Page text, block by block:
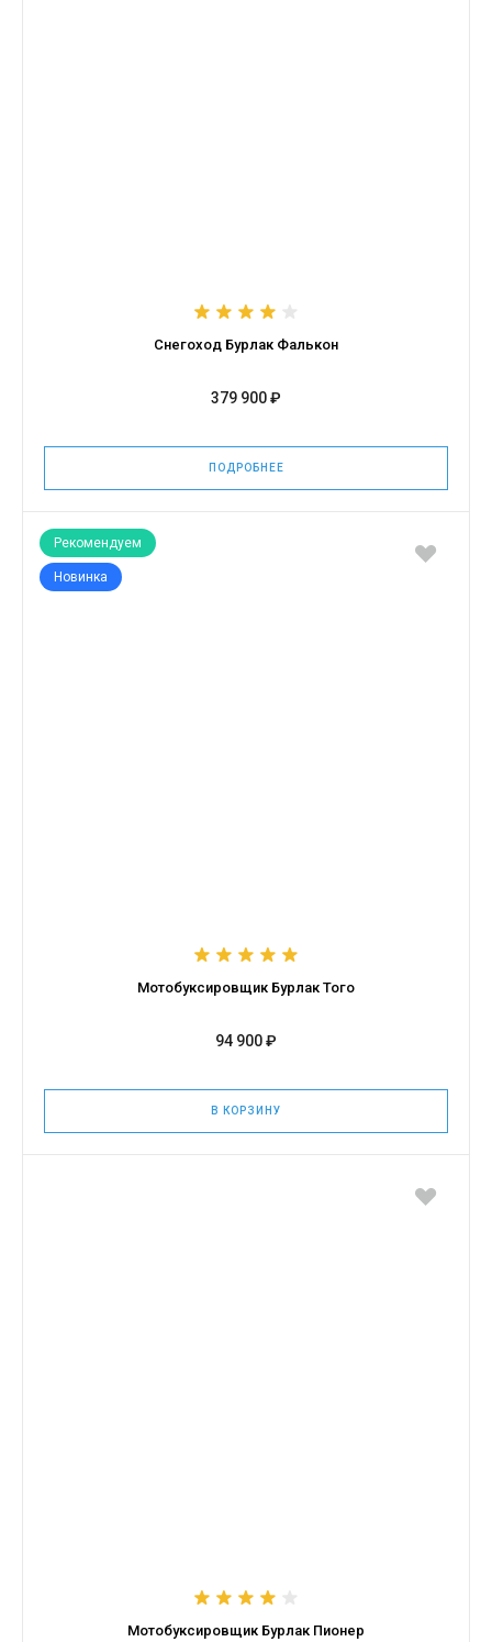
Снегоход Бурлак Фалькон
379 900 ₽
ПОДРОБНЕЕ
Рекомендуем
Новинка
Мотобуксировщик Бурлак Того
94 900 ₽
В КОРЗИНУ
Мотобуксировщик Бурлак Пионер